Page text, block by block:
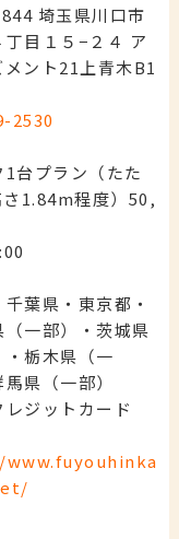
埼玉県川口市
丁目１５−２４ ア
メント21上青木B1
2530
1台プラン（たた
さ1.84m程度）50,
葉県・東京都・
（一部）・茨城県
・栃木県（一
県（一部）
ジットカード